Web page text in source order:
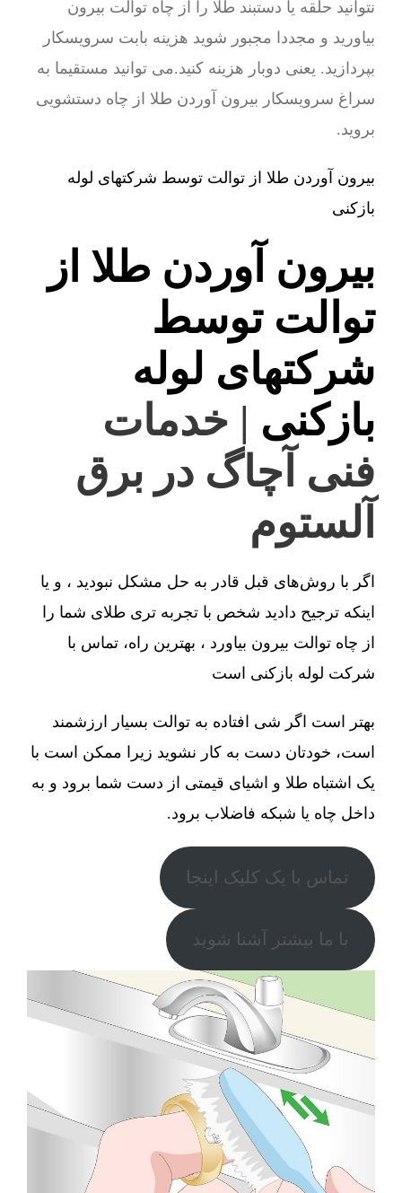
نتوانید حلقه یا دستبند طلا را از چاه توالت بیرون
بیاورید و مجددا مجبور شوید هزینه بابت سرویسکار
بپردازید. یعنی دوبار هزینه کنید.می توانید مستقیما به
سراغ سرویسکار بیرون آوردن طلا از چاه دستشویی
بروید.
بیرون آوردن طلا از توالت توسط شرکتهای لوله
بازکنی
بیرون آوردن طلا از
توالت توسط
شرکتهای لوله
بازکنی | خدمات
فنی آچاگ در برق
آلستوم
اگر با روش‌های قبل قادر به حل مشکل نبودید ، و یا
اینکه ترجیح دادید شخص با تجربه تری طلای شما را
از چاه توالت بیرون بیاورد ، بهترین راه، تماس با
شرکت لوله بازکنی است
بهتر است اگر شی افتاده به توالت بسیار ارزشمند
است، خودتان دست به کار نشوید زیرا ممکن است با
یک اشتباه طلا و اشیای قیمتی از دست شما برود و به
داخل چاه یا شبکه فاضلاب برود.
تماس با یک کلیک اینجا
با ما بیشتر آشنا شوید